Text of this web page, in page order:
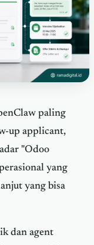
paling
up applicant,
"Odoo
yang
yang bisa
dan agent